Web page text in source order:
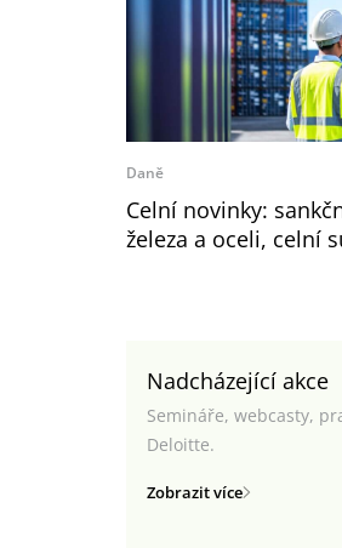
Daně
Celní novinky:
železa a oceli, celní
Nadcházející akce
Semináře, webcasty,
Deloitte.
Zobrazit více